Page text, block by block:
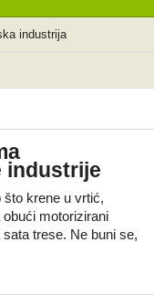
industrija
industrije
što krene u vrtić,
motorizirani
trese. Ne buni se,